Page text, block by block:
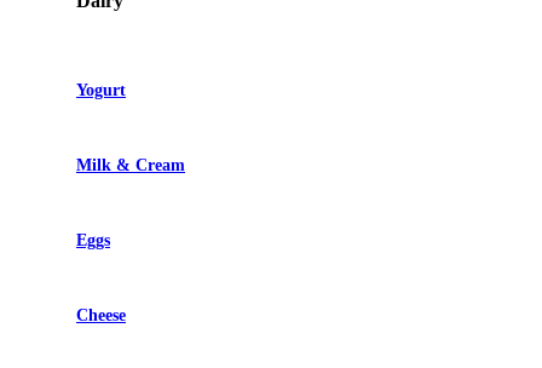
Yogurt
Milk & Cream
Eggs
Cheese